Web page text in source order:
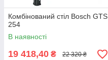
Комбінований стіл Bosch GTS
254
В наявності
19 418,40 ₴ 22 320 ₴